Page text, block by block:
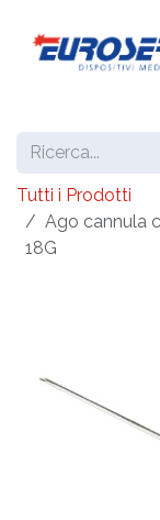
Tutti i Prodotti
Ago cannula
18G